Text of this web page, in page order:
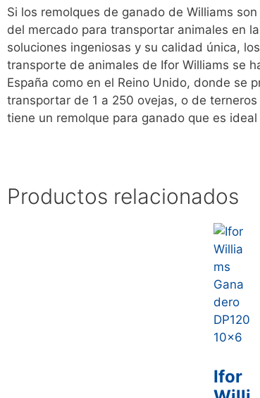
Si los remolques de ganado de Williams
del mercado para transportar animales en
soluciones ingeniosas y su calidad única,
transporte de animales de Ifor Williams se
España como en el Reino Unido, donde se
transportar de 1 a 250 ovejas, o de
tiene un remolque para ganado que es
Productos relacionados
Ifor